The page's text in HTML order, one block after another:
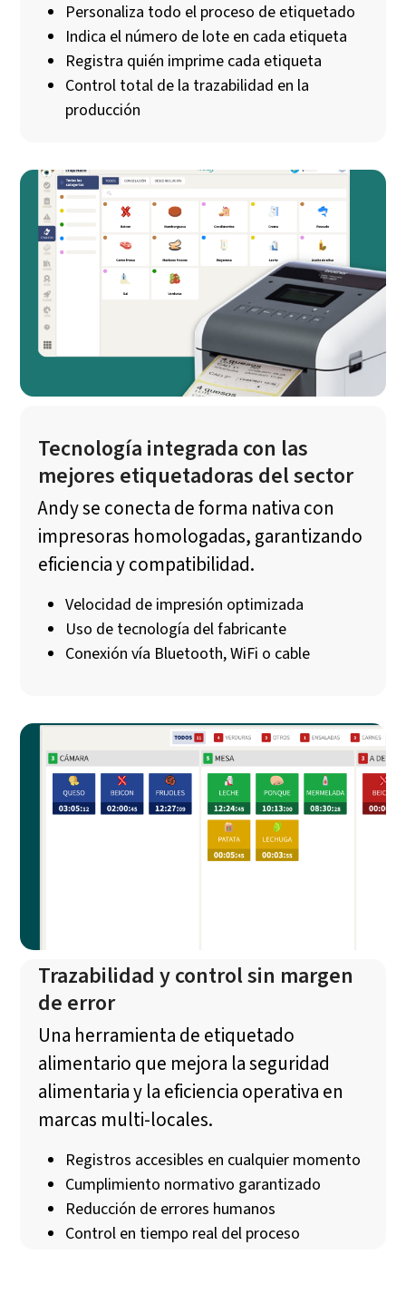
Personaliza todo el proceso de etiquetado
Indica el número de lote en cada etiqueta
Registra quién imprime cada etiqueta
Control total de la trazabilidad en la
producción
Tecnología integrada con las
mejores etiquetadoras del sector
Andy se conecta de forma nativa con
impresoras homologadas, garantizando
eficiencia y compatibilidad.
Velocidad de impresión optimizada
Uso de tecnología del fabricante
Conexión vía Bluetooth, WiFi o cable
Trazabilidad y control sin margen
de error
Una herramienta de etiquetado
alimentario que mejora la seguridad
alimentaria y la eficiencia operativa en
marcas multi-locales.
Registros accesibles en cualquier momento
Cumplimiento normativo garantizado
Reducción de errores humanos
Control en tiempo real del proceso